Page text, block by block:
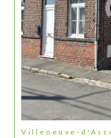
Villeneuve-